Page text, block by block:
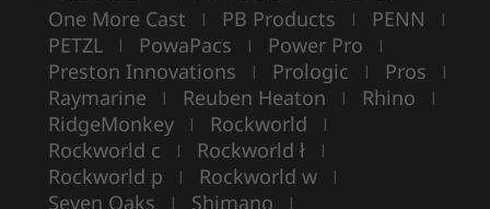
One More Cast | PB Products | PENN |
PETZL | PowaPacs | Power Pro |
Preston Innovations | Prologic | Pros |
Raymarine | Reuben Heaton | Rhino |
RidgeMonkey | Rockworld |
Rockworld c | Rockworld ł |
Rockworld p | Rockworld w |
Seven Oaks | Shimano |